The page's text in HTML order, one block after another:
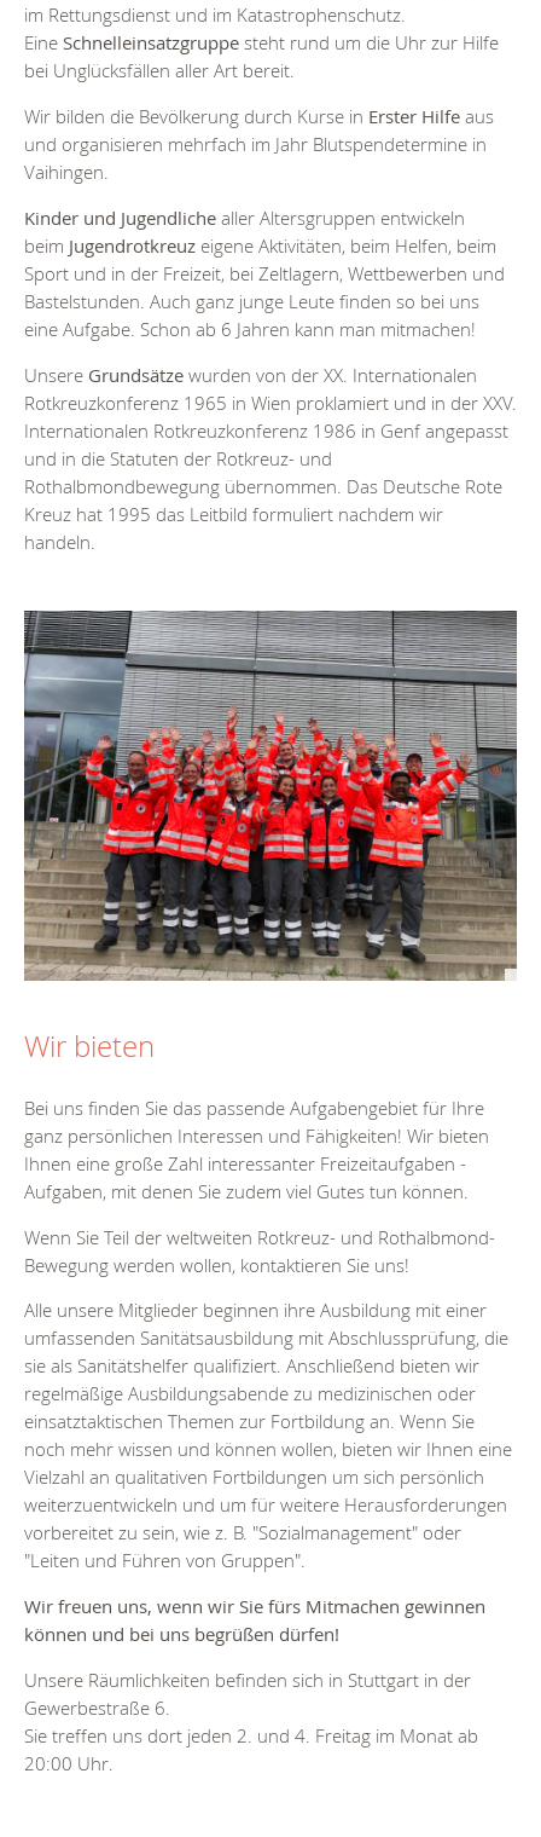
im Rettungsdienst und im Katastrophenschutz.
Eine Schnelleinsatzgruppe steht rund um die Uhr zur Hilfe
bei Unglücksfällen aller Art bereit.
Wir bilden die Bevölkerung durch Kurse in Erster Hilfe aus
und organisieren mehrfach im Jahr Blutspendetermine in
Vaihingen.
Kinder und Jugendliche aller Altersgruppen entwickeln
beim Jugendrotkreuz eigene Aktivitäten, beim Helfen, beim
Sport und in der Freizeit, bei Zeltlagern, Wettbewerben und
Bastelstunden. Auch ganz junge Leute finden so bei uns
eine Aufgabe. Schon ab 6 Jahren kann man mitmachen!
Unsere Grundsätze wurden von der XX. Internationalen
Rotkreuzkonferenz 1965 in Wien proklamiert und in der XXV.
Internationalen Rotkreuzkonferenz 1986 in Genf angepasst
und in die Statuten der Rotkreuz- und
Rothalbmondbewegung übernommen. Das Deutsche Rote
Kreuz hat 1995 das Leitbild formuliert nachdem wir
handeln.
Wir bieten
Bei uns finden Sie das passende Aufgabengebiet für Ihre
ganz persönlichen Interessen und Fähigkeiten! Wir bieten
Ihnen eine große Zahl interessanter Freizeitaufgaben -
Aufgaben, mit denen Sie zudem viel Gutes tun können.
Wenn Sie Teil der weltweiten Rotkreuz- und Rothalbmond-
Bewegung werden wollen, kontaktieren Sie uns!
Alle unsere Mitglieder beginnen ihre Ausbildung mit einer
umfassenden Sanitätsausbildung mit Abschlussprüfung, die
sie als Sanitätshelfer qualifiziert. Anschließend bieten wir
regelmäßige Ausbildungsabende zu medizinischen oder
einsatztaktischen Themen zur Fortbildung an. Wenn Sie
noch mehr wissen und können wollen, bieten wir Ihnen eine
Vielzahl an qualitativen Fortbildungen um sich persönlich
weiterzuentwickeln und um für weitere Herausforderungen
vorbereitet zu sein, wie z. B. "Sozialmanagement" oder
"Leiten und Führen von Gruppen".
Wir freuen uns, wenn wir Sie fürs Mitmachen gewinnen
können und bei uns begrüßen dürfen!
Unsere Räumlichkeiten befinden sich in Stuttgart in der
Gewerbestraße 6.
Sie treffen uns dort jeden 2. und 4. Freitag im Monat ab
20:00 Uhr.